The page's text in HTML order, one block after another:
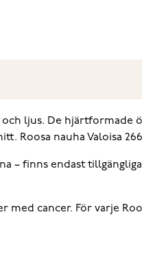
ljus. De
Roosa nauha Valoisa
– finns endast
cancer. För varje